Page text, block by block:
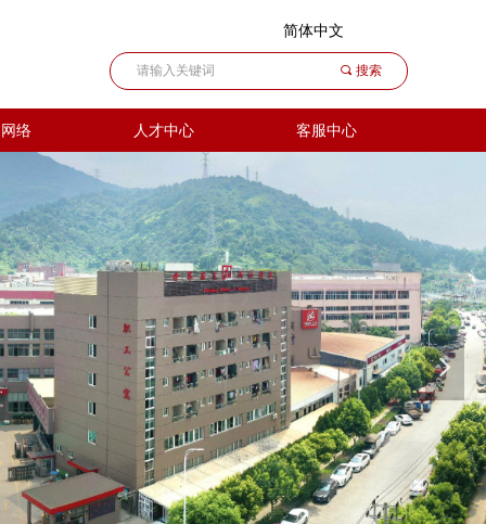
络 人才中心 客服中心
简体中文
끠 搜索
넲